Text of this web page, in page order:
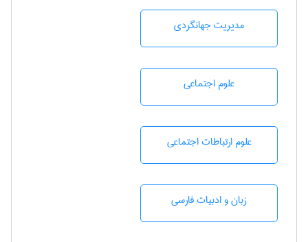
مديريت جهانگردی
علوم اجتماعی
علوم ارتباطات اجتماعی
زبان و ادبيات فارسی